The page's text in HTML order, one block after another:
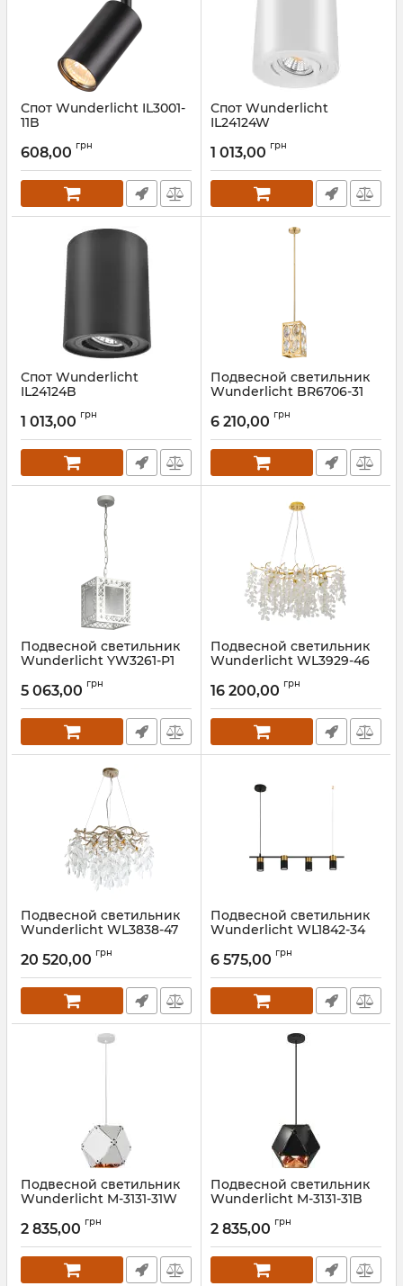
Спот Wunderlicht IL3001-
11B
608,00 грн
Спот Wunderlicht
IL24124W
1 013,00 грн
Спот Wunderlicht
IL24124B
1 013,00 грн
Подвесной светильник
Wunderlicht BR6706-31
6 210,00 грн
Подвесной светильник
Wunderlicht YW3261-P1
5 063,00 грн
Подвесной светильник
Wunderlicht WL3929-46
16 200,00 грн
Подвесной светильник
Wunderlicht WL3838-47
20 520,00 грн
Подвесной светильник
Wunderlicht WL1842-34
6 575,00 грн
Подвесной светильник
Wunderlicht M-3131-31W
2 835,00 грн
Подвесной светильник
Wunderlicht M-3131-31B
2 835,00 грн